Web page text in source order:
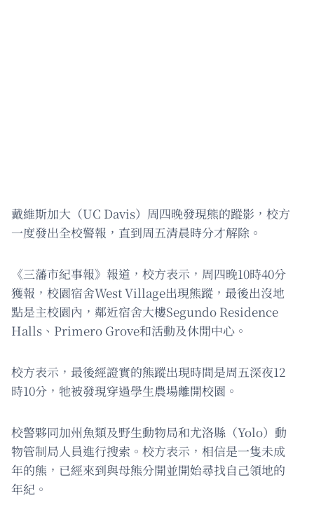
戴維斯加大（UC Davis）周四晚發現熊的蹤影，校方
一度發出全校警報，直到周五清晨時分才解除。
《三藩市紀事報》報道，校方表示，周四晚10時40分
獲報，校園宿舍West Village出現熊蹤，最後出沒地
點是主校園內，鄰近宿舍大樓Segundo Residence
Halls、Primero Grove和活動及休閒中心。
校方表示，最後經證實的熊蹤出現時間是周五深夜12
時10分，牠被發現穿過學生農場離開校園。
校警夥同加州魚類及野生動物局和尤洛縣（Yolo）動
物管制局人員進行搜索。校方表示，相信是一隻未成
年的熊，已經來到與母熊分開並開始尋找自己領地的
年紀。